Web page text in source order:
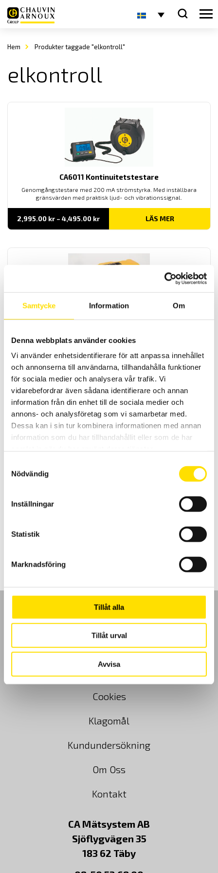
Samtycke Information Om
Denna webbplats använder cookies
Vi använder enhetsidentifierare för att anpassa innehållet
och annonserna till användarna, tillhandahålla funktioner
för sociala medier och analysera vår trafik. Vi
vidarebefordrar även sådana identifierare och annan
information från din enhet till de sociala medier och
annons- och analysföretag som vi samarbetar med.
Dessa kan i sin tur kombinera informationen med annan
information som du har tillhandahållit eller som de har
Nödvändig
Inställningar
Statistik
Marknadsföring
Tillåt alla
Tillåt urval
Avvisa
Hem Produkter taggade "elkontroll"
elkontroll
CA6011 Kontinuitetstestare
Genomgångstestare med 200 mA strömstyrka. Med inställbara
gränsvärden med praktisk ljud- och vibrationssignal.
2,995.00 kr – 4,495.00 krPrisintervall:
till
LÄS MER
CA6131 & CA6133 Installationstestare
undermenyer för enkel användning med automatisk testsekvens
8,395.00kr – 10,990.00krPrisintervall:
8,395.00 kr
till
10,990.00 kr
LÄS MER
CA6116N & CA6117 Installationstestare
enkel rapportgenerering även till excel. Med färgskärm som har
grafisk inkopplingsanvisning. Med spänningsfallsmätning och
inbyggd säkringstabell samt mätning på elbilsladdstationer med
GDPR
Cookies
Klagomål
Kundundersökning
Om Oss
Kontakt
CA Mätsystem AB
Sjöflygvägen 35
183 62 Täby